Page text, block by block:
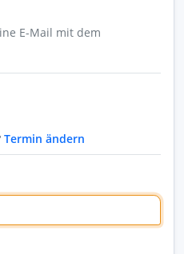
E-Mail mit dem
Termin ändern